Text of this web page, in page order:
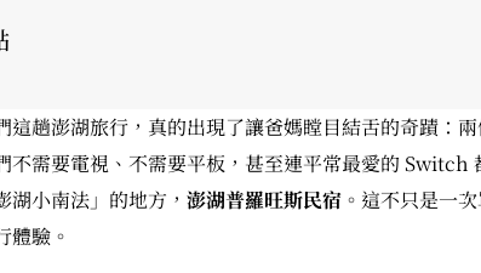
這趟澎湖旅行，真的出現了讓爸媽瞠目結舌的奇蹟：
不需要電視、不需要平板，甚至連平常最愛的 Switch
湖小南法」的地方， 澎湖普羅旺斯民宿 。這不只是一
體驗。